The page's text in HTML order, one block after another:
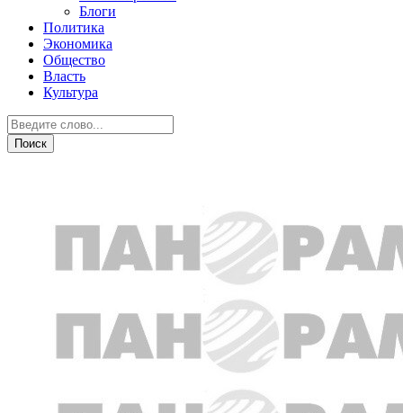
Блоги
Политика
Экономика
Общество
Власть
Культура